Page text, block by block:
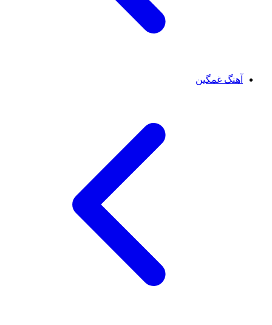
آهنگ غمگین